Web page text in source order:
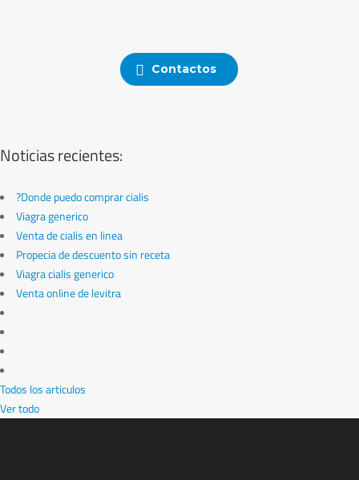
Contactos
Noticias recientes:
?Donde puedo comprar cialis
Viagra generico
Venta de cialis en linea
Propecia de descuento sin receta
Viagra cialis generico
Venta online de levitra
Todos los articulos
Ver todo